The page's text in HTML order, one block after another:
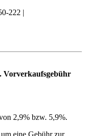
222 |
Vorverkaufsgebühr
2,9% bzw. 5,9%.
eine Gebühr zur